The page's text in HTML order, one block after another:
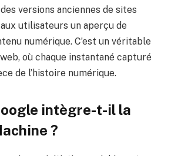
versions anciennes de sites
utilisateurs un aperçu de
numérique. C’est un véritable
où chaque instantané capturé
de l’histoire numérique.
intègre-t-il la
?